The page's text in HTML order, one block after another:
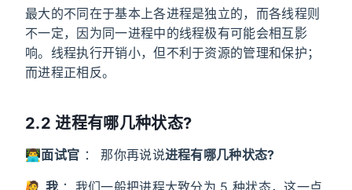
最大的不同在于基本上各进程是独立的，而各线程则
不一定，因为同一进程中的线程极有可能会相互影
响。线程执行开销小，但不利于资源的管理和保护；
而进程正相反。
2.2 进程有哪几种状态?
👨‍💻面试官 ： 那你再说说进程有哪几种状态?
🙋 我：我们一般把进程大致分为 5 种状态，这一点